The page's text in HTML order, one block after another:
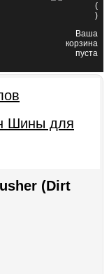
(
)
Ваша
корзина
пуста
Шины для
(Dirt